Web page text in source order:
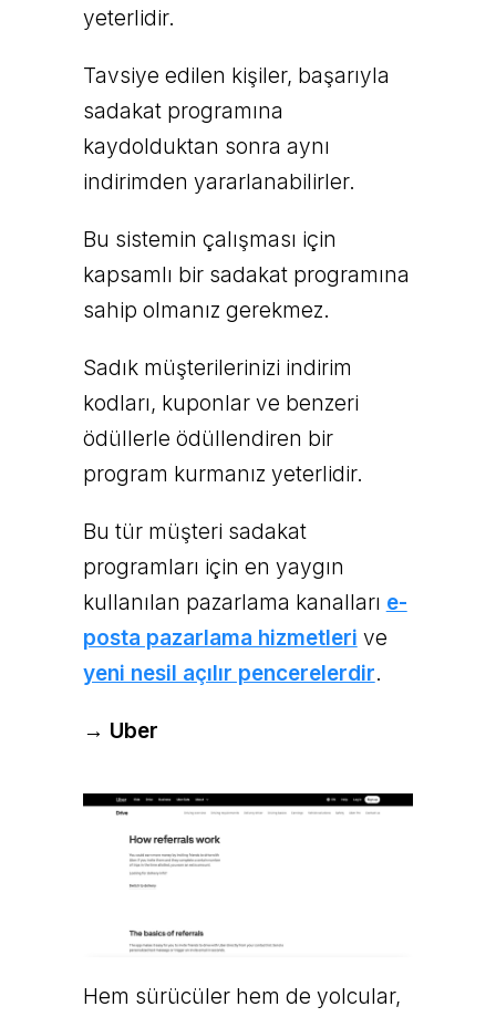
yeterlidir.
Tavsiye edilen kişiler, başarıyla
sadakat programına
kaydolduktan sonra aynı
indirimden yararlanabilirler.
Bu sistemin çalışması için
kapsamlı bir sadakat programına
sahip olmanız gerekmez.
Sadık müşterilerinizi indirim
kodları, kuponlar ve benzeri
ödüllerle ödüllendiren bir
program kurmanız yeterlidir.
Bu tür müşteri sadakat
programları için en yaygın
kullanılan pazarlama kanalları e-
posta pazarlama hizmetleri ve
yeni nesil açılır pencerelerdir.
→ Uber
Hem sürücüler hem de yolcular,